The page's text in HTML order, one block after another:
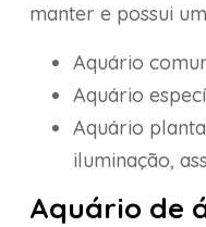
manter e possui
Aquário
Aquário
Aquário
iluminação,
Aquário de